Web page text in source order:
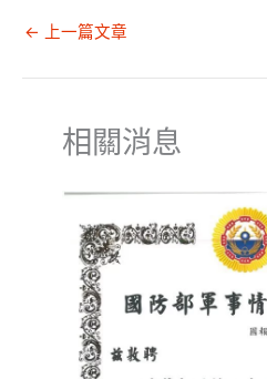
← 上一篇文章
相關消息